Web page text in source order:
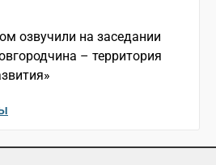
озвучили на заседании
– территория